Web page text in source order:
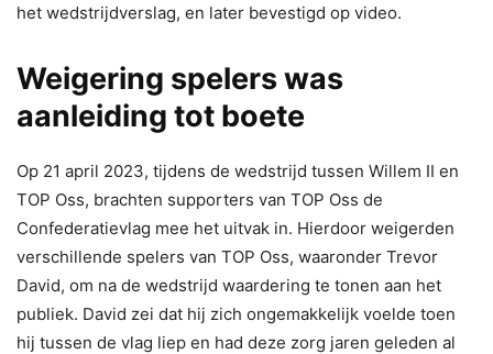
het wedstrijdverslag, en later bevestigd op video.
Weigering spelers was
aanleiding tot boete
Op 21 april 2023, tijdens de wedstrijd tussen Willem II en
TOP Oss, brachten supporters van TOP Oss de
Confederatievlag mee het uitvak in. Hierdoor weigerden
verschillende spelers van TOP Oss, waaronder Trevor
David, om na de wedstrijd waardering te tonen aan het
publiek. David zei dat hij zich ongemakkelijk voelde toen
hij tussen de vlag liep en had deze zorg jaren geleden al